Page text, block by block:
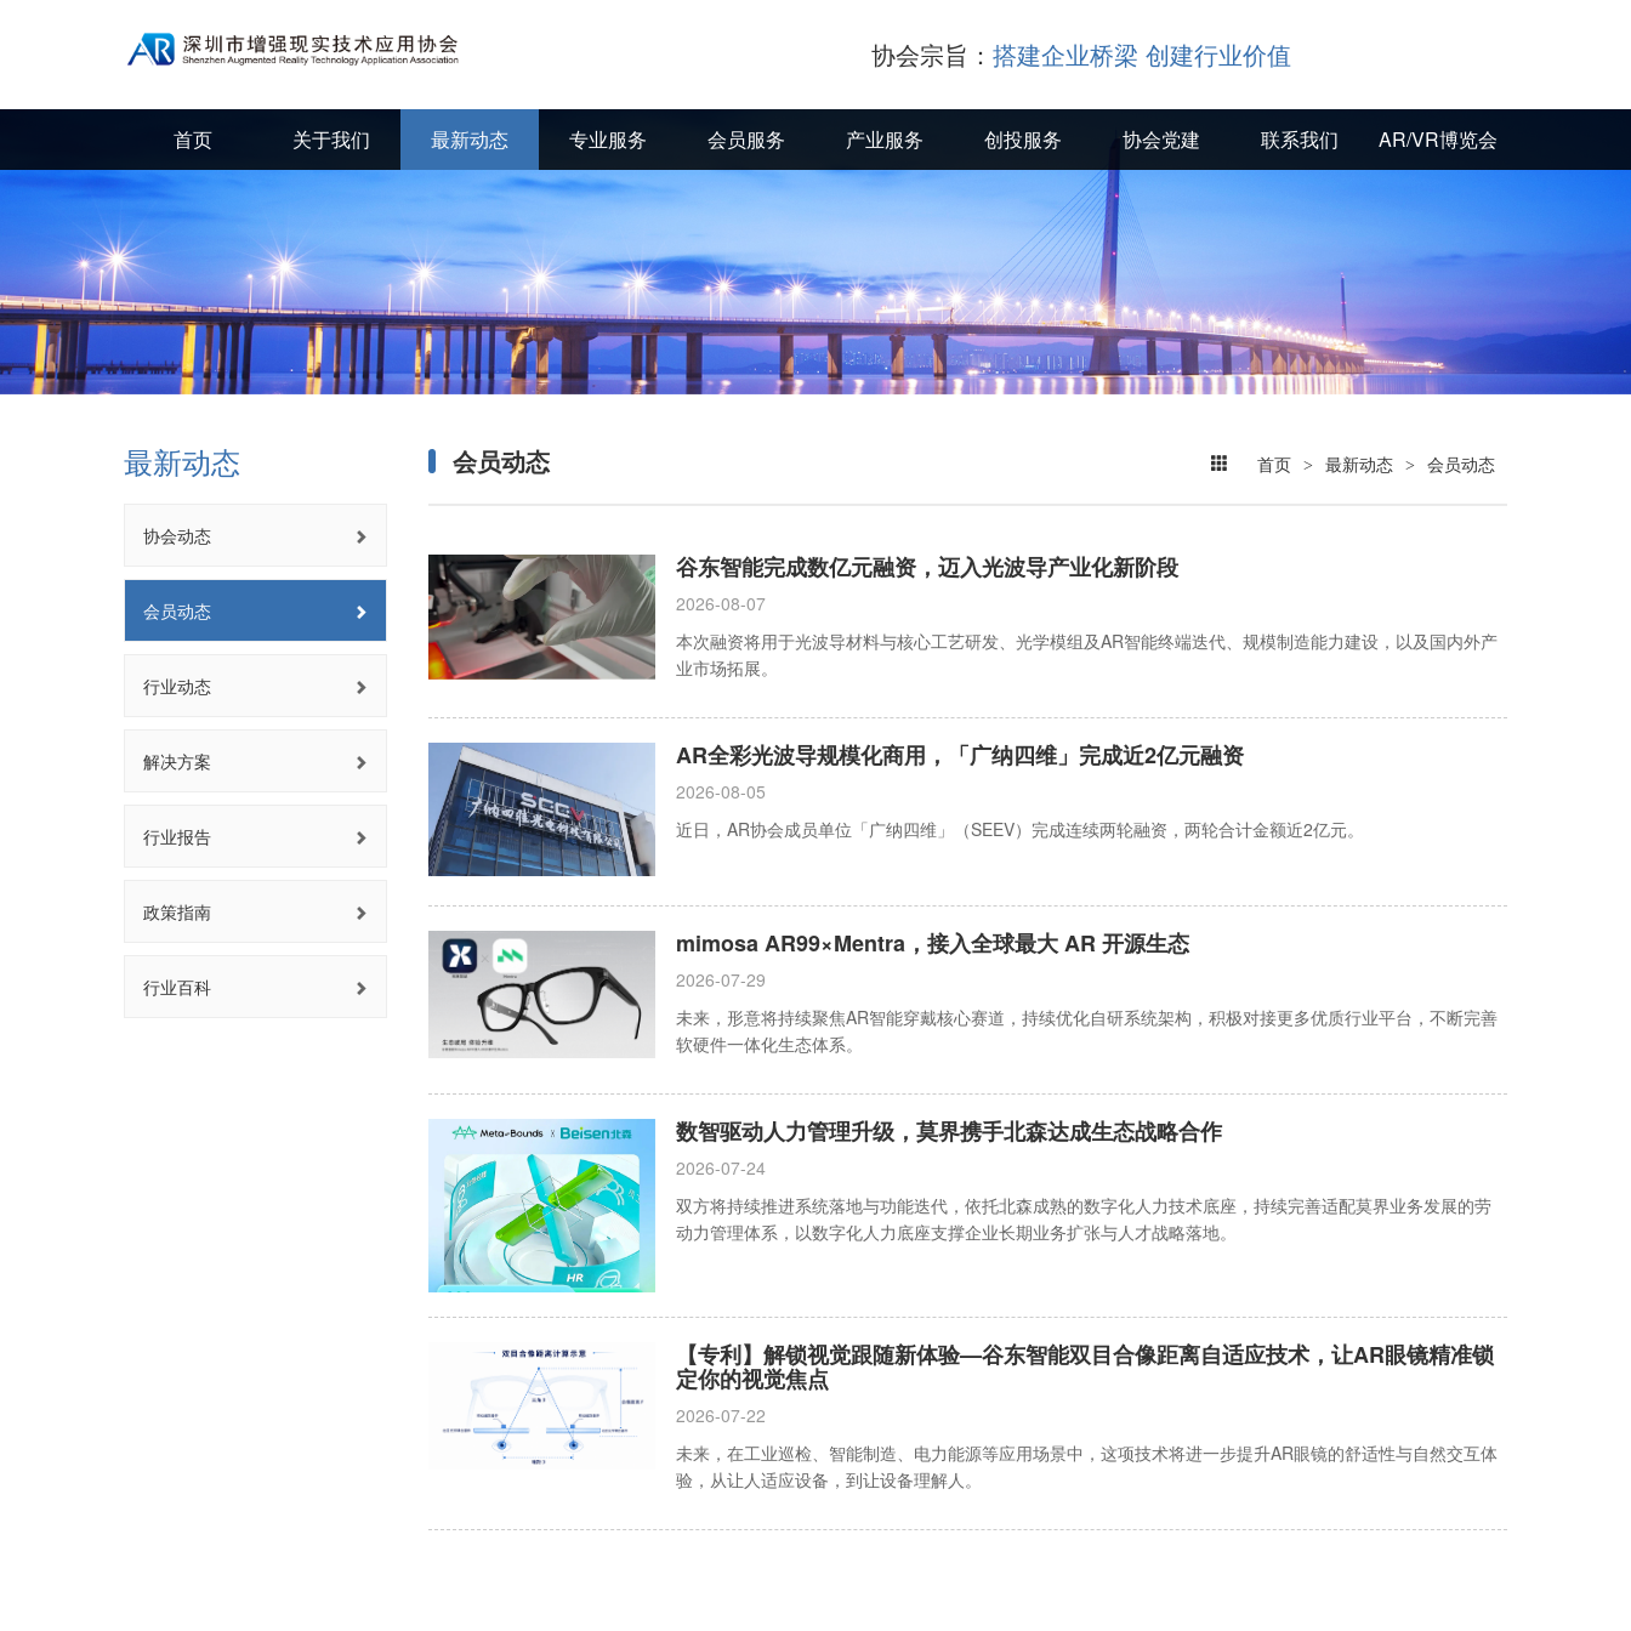
协会宗旨： 搭建企业桥梁 创建行业价值
首页 关于我们 最新动态
最新动态
专业服务 会员服务 产业服务 创投服务 协会党建 联系我们 AR/VR博览会
最新动态
协会动态
会员动态
行业动态
解决方案
行业报告
政策指南
行业百科
会员动态 首页 > 最新动态 > 会员动态
谷东智能完成数亿元融资，迈入光波导产业化新阶段
2026-08-07
本次融资将用于光波导材料与核心工艺研发、光学模组及AR智能终端迭代、规模制造能力建设，以及国内外产
业市场拓展。
AR全彩光波导规模化商用，「广纳四维」完成近2亿元融资
2026-08-05
近日，AR协会成员单位「广纳四维」（SEEV）完成连续两轮融资，两轮合计金额近2亿元。
mimosa AR99×Mentra，接入全球最大 AR 开源生态
2026-07-29
未来，形意将持续聚焦AR智能穿戴核心赛道，持续优化自研系统架构，积极对接更多优质行业平台，不断完善
软硬件一体化生态体系。
数智驱动人力管理升级，莫界携手北森达成生态战略合作
2026-07-24
双方将持续推进系统落地与功能迭代，依托北森成熟的数字化人力技术底座，持续完善适配莫界业务发展的劳
动力管理体系，以数字化人力底座支撑企业长期业务扩张与人才战略落地。
【专利】解锁视觉跟随新体验—谷东智能双目合像距离自适应技术，让AR眼镜精准锁
定你的视觉焦点
2026-07-22
未来，在工业巡检、智能制造、电力能源等应用场景中，这项技术将进一步提升AR眼镜的舒适性与自然交互体
验，从让人适应设备，到让设备理解人。